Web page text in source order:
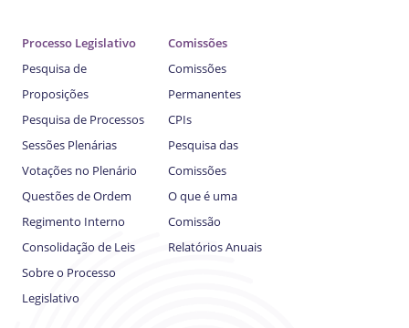
Processo Legislativo
Pesquisa de
Proposições
Pesquisa de Processos
Sessões Plenárias
Votações no Plenário
Questões de Ordem
Regimento Interno
Consolidação de Leis
Sobre o Processo
Legislativo
Comissões
Comissões
Permanentes
CPIs
Pesquisa das
Comissões
O que é uma
Comissão
Relatórios Anuais